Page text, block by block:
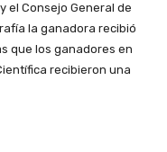
el Consejo General de
la ganadora recibió
que los ganadores en
recibieron una